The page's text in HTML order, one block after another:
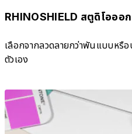
RHINOSHIELD สตูดิโอออ
เลือกจากลวดลายกว่าพันแบบห
ตัวเอง